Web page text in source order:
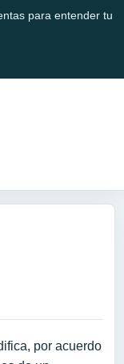
para entender tu
por acuerdo